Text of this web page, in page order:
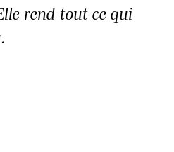
rend tout ce qui